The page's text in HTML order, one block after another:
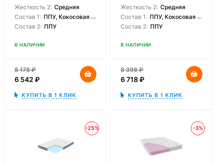
Жесткость 2: Средняя
Состав 1: ППУ, Кокосовая койра
Состав 2: ППУ
В НАЛИЧИИ
8 178₽
6 542 ₽
КУПИТЬ В 1 КЛИК
Жесткость 2: Средняя
Состав 1: ППУ, Кокосовая койра
Состав 2: ППУ
В НАЛИЧИИ
8 398₽
6 718₽
КУПИТЬ В 1 КЛИК
-25% -3%